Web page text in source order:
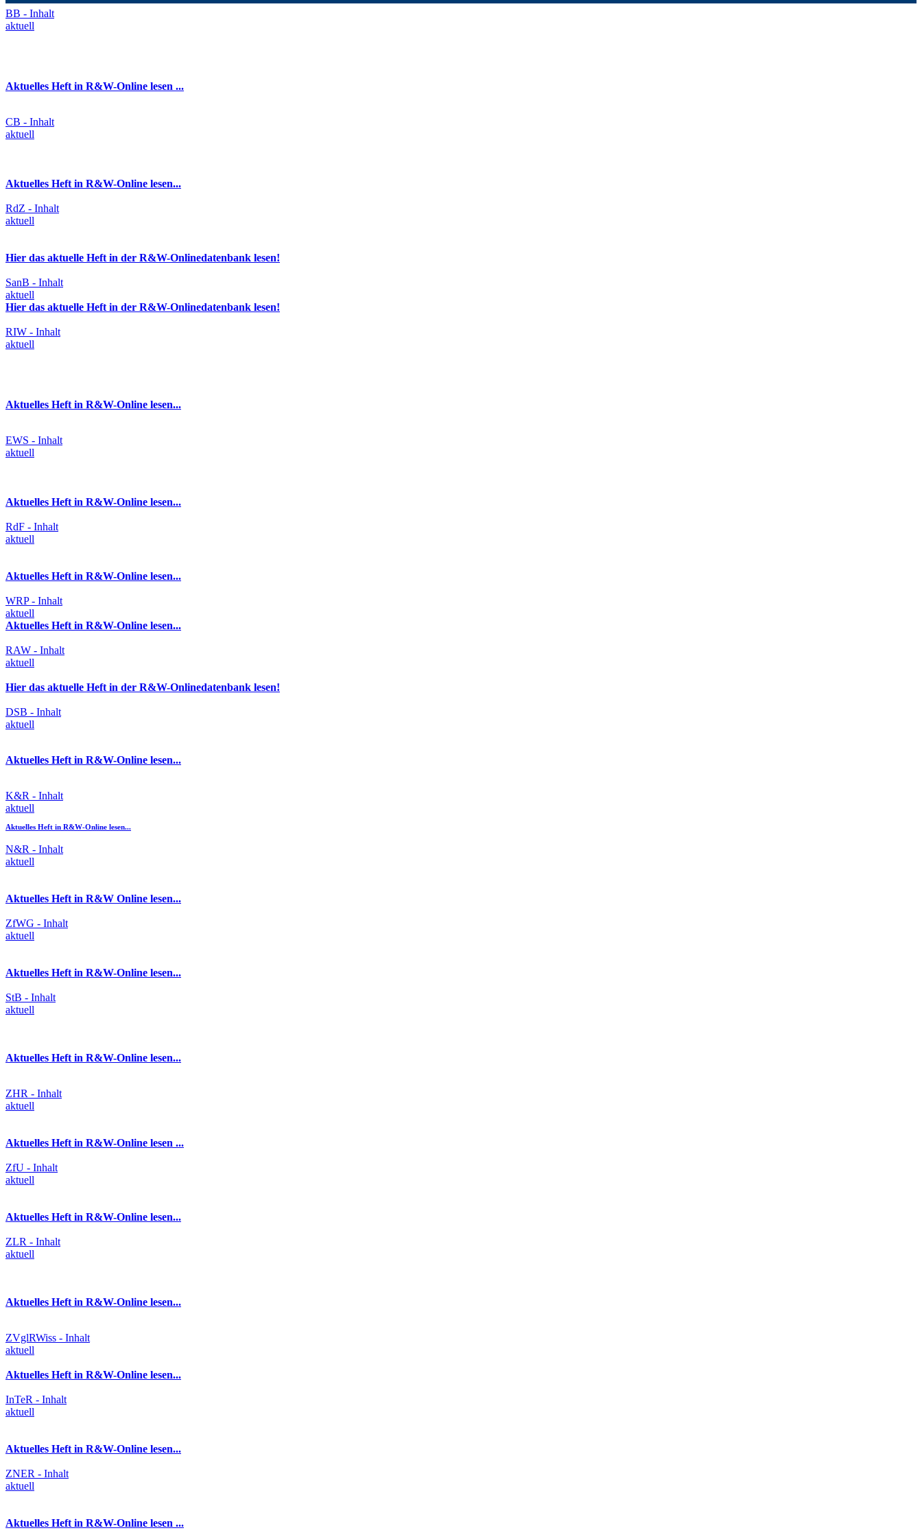
BB - Inhalt
aktuell
Aktuelles Heft in R&W-Online lesen ...
CB - Inhalt
aktuell
Aktuelles Heft in R&W-Online lesen...
RdZ - Inhalt
aktuell
Hier das aktuelle Heft in der R&W-Onlinedatenbank lesen!
SanB - Inhalt
aktuell
Hier das aktuelle Heft in der R&W-Onlinedatenbank lesen!
RIW - Inhalt
aktuell
Aktuelles Heft in R&W-Online lesen...
EWS - Inhalt
aktuell
Aktuelles Heft in R&W-Online lesen...
RdF - Inhalt
aktuell
Aktuelles Heft in R&W-Online lesen...
WRP - Inhalt
aktuell
Aktuelles Heft in R&W-Online lesen...
RAW - Inhalt
aktuell
Hier das aktuelle Heft in der R&W-Onlinedatenbank lesen!
DSB - Inhalt
aktuell
Aktuelles Heft in R&W-Online lesen...
K&R - Inhalt
aktuell
Aktuelles Heft in R&W-Online lesen...
N&R - Inhalt
aktuell
Aktuelles Heft in R&W Online lesen...
ZfWG - Inhalt
aktuell
Aktuelles Heft in R&W-Online lesen...
StB - Inhalt
aktuell
Aktuelles Heft in R&W-Online lesen...
ZHR - Inhalt
aktuell
Aktuelles Heft in R&W-Online lesen ...
ZfU - Inhalt
aktuell
Aktuelles Heft in R&W-Online lesen...
ZLR - Inhalt
aktuell
Aktuelles Heft in R&W-Online lesen...
ZVglRWiss - Inhalt
aktuell
Aktuelles Heft in R&W-Online lesen...
InTeR - Inhalt
aktuell
Aktuelles Heft in R&W-Online lesen...
ZNER - Inhalt
aktuell
Aktuelles Heft in R&W-Online lesen ...